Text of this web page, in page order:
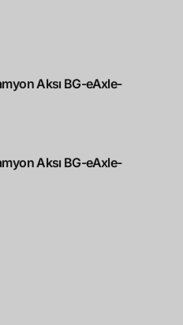
Aksı BG-eAxle-
Aksı BG-eAxle-